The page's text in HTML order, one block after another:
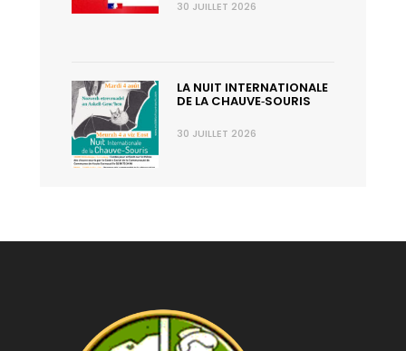
30 JUILLET 2026
LA NUIT INTERNATIONALE
DE LA CHAUVE‑SOURIS
30 JUILLET 2026